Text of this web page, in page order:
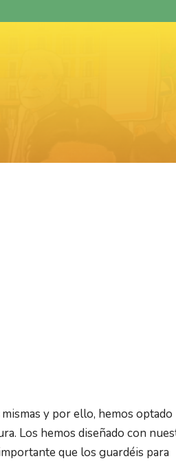
y por ello, hemos optado
Los hemos diseñado con
que los guardéis para